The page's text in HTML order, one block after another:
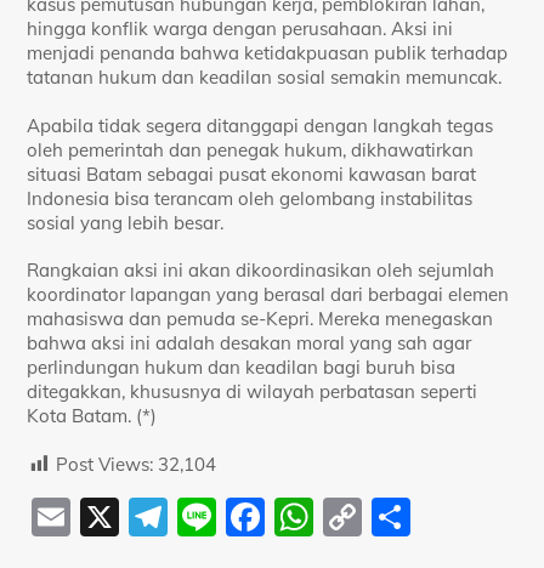
hingga konflik warga dengan perusahaan. Aksi ini
menjadi penanda bahwa ketidakpuasan publik terhadap
tatanan hukum dan keadilan sosial semakin memuncak.
Apabila tidak segera ditanggapi dengan langkah tegas
oleh pemerintah dan penegak hukum, dikhawatirkan
situasi Batam sebagai pusat ekonomi kawasan barat
Indonesia bisa terancam oleh gelombang instabilitas
sosial yang lebih besar.
Rangkaian aksi ini akan dikoordinasikan oleh sejumlah
koordinator lapangan yang berasal dari berbagai elemen
mahasiswa dan pemuda se-Kepri. Mereka menegaskan
bahwa aksi ini adalah desakan moral yang sah agar
perlindungan hukum dan keadilan bagi buruh bisa
ditegakkan, khususnya di wilayah perbatasan seperti
Kota Batam. (*)
Post Views: 32,104
E
X
T
Li F
W C